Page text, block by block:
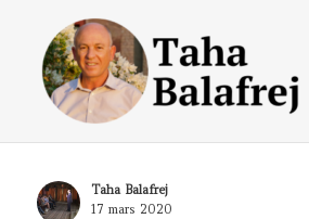
Taha Balafrej Blog
Author
Taha Balafrej
Posted
17 mars 2020